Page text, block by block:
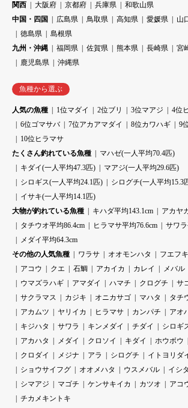
関西
大阪府 京都府 兵庫県
和歌山県
中国・四国
広島県 鳥取県 高知県 愛媛県 山
徳島県
島根県
九州・沖縄
福岡県 佐賀県 熊本県 長崎県 宮
鹿児島県
沖縄県
魚種から選ぶ
人気の魚種 1位マダイ 2位ブリ 3位マアジ 4位
6位ゴマサバ
7位アカアマダイ 8位カワハギ
9
10位ヒラマサ
たくさん釣れている魚種
マハゼ(一人平均70.4匹)
キダイ(一人平均47.3匹)
マアジ(一人平均29.6匹)
シロギス(一人平均24.1匹)
シログチ(一人平均15.3
イサキ(一人平均14.1匹)
大物が釣れている魚種
キハダ平均143.1cm
アカヤ
タチウオ平均86.4cm
ヒラマサ平均76.6cm
サワ
メダイ平均64.3cm
その他の人気魚種
ワラサ オオモンハタ フエフ
アコウ
クエ 石鯛 アカイカ カレイ メバル
ウマズラハギ
アマダイ ハマチ クログチ サ
サクラマス
カジキ オニカサゴ マハタ タチ
アカムツ
ヤリイカ ヒラマサ カンパチ アオ
キジハタ
サワラ キンメダイ チダイ シロギ
アカハタ
メダイ クロソイ キダイ ホウボウ
クロダイ
メジナ アラ シログチ イトヨリダ
ショウサイフグ
オオメハタ ウスメバル イシ
シマアジ
マゴチ ケンサキイカ カツオ アコ
チカメキントキ